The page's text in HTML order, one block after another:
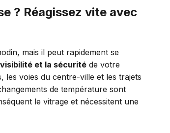
? Réagissez vite avec
mais il peut rapidement se
et la sécurité de votre
les voies du centre-ville et les trajets
de température sont
le vitrage et nécessitent une